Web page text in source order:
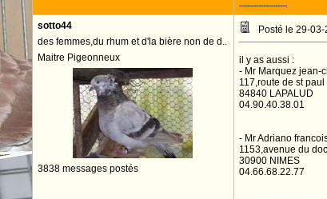
--------------------
sotto44
des femmes,du rhum et d'la bière non de d..
Maitre Pigeonneux
3838 messages postés
Posté le 29-
il y as aussi :
- Mr Marquez jean-
117,route de st
84840 LAPALUD
04.90.40.38.01
- Mr Adriano
1153,avenue du
30900 NIMES
04.66.68.22.77